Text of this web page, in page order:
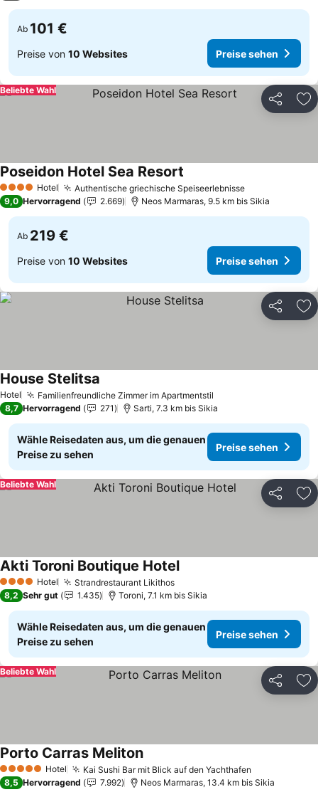
Ab 101 €
Preise von 10 Websites Preise sehen
Teilen
Beliebte Wahl
4 Sterne Hotel Authentische griechische Speiseerlebnisse
Poseidon Hotel Sea Resort
9,0 Hervorragend 2.669 Neos Marmaras, 9.5 km bis Sikia
Ab 219 €
Preise von 10 Websites Preise sehen
Teilen
Hotel Familienfreundliche Zimmer im Apartmentstil
House Stelitsa
8,7 Hervorragend 271 Sarti, 7.3 km bis Sikia
Wähle Reisedaten aus, um die genauen
Preise zu sehen
Preise sehen
Teilen
Beliebte Wahl
4 Sterne Hotel Strandrestaurant Likithos
Akti Toroni Boutique Hotel
8,2 Sehr gut 1.435 Toroni, 7.1 km bis Sikia
Wähle Reisedaten aus, um die genauen
Preise zu sehen
Preise sehen
Teilen
Beliebte Wahl
5 Sterne Hotel Kai Sushi Bar mit Blick auf den Yachthafen
Porto Carras Meliton
8,5 Hervorragend 7.992 Neos Marmaras, 13.4 km bis Sikia